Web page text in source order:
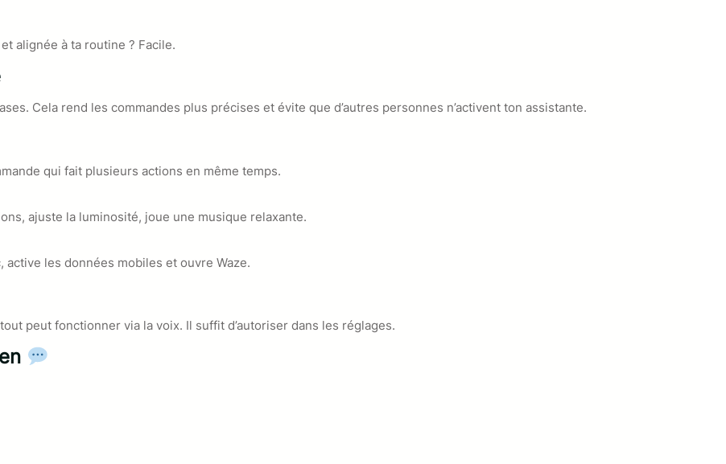
alignée à ta routine ? Facile.
Cela rend les commandes plus précises et évite que d’autres personnes n’activent ton assistante.
qui fait plusieurs actions en même temps.
ajuste la luminosité, joue une musique relaxante.
active les données mobiles et ouvre Waze.
peut fonctionner via la voix. Il suffit d’autoriser dans les réglages.